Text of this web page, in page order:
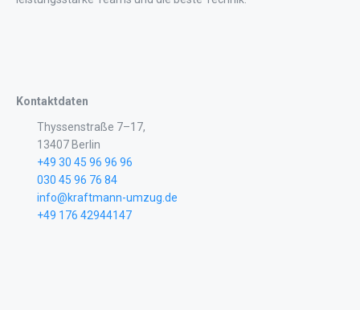
Kontaktdaten
Thyssenstraße 7–17,
13407 Berlin
+49 30 45 96 96 96
030 45 96 76 84
info@kraftmann-umzug.de
+49 176 42944147